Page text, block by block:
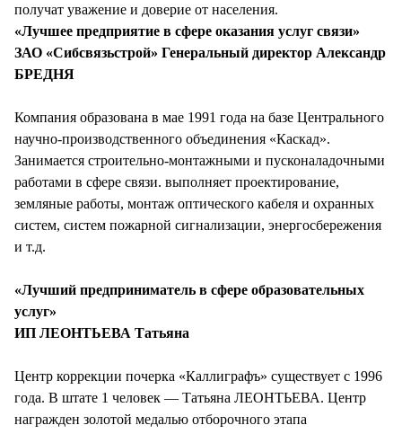
получат уважение и доверие от населения.
«Лучшее предприятие в сфере оказания услуг связи»
ЗАО «Сибсвязьстрой» Генеральный директор Александр
БРЕДНЯ
Компания образована в мае 1991 года на базе Центрального
научно-производственного объединения «Каскад».
Занимается строительно-монтажными и пусконаладочными
работами в сфере связи. выполняет проектирование,
земляные работы, монтаж оптического кабеля и охранных
систем, систем пожарной сигнализации, энергосбережения
и т.д.
«Лучший предприниматель в сфере образовательных
услуг»
ИП ЛЕОНТЬЕВА Татьяна
Центр коррекции почерка «Каллиграфъ» существует с 1996
года. В штате 1 человек — Татьяна ЛЕОНТЬЕВА. Центр
награжден золотой медалью отборочного этапа